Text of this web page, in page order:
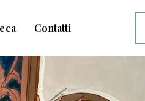
Contatti